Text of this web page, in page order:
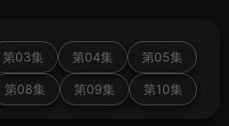
第03集 第04集 第05集
第08集 第09集 第10集